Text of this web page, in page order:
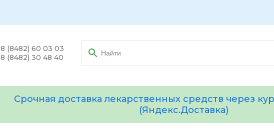
8 (8482) 60 03 03
8 (8482) 30 48 40
Срочная доставка лекарственных средств через
(Яндекс.Доставка)